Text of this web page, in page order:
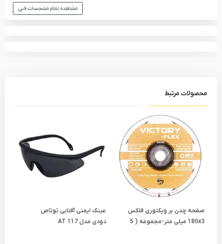
مشاهده تمام مشخصات فنی
محصولات مرتبط
صفحه چدن بر ویکتوری فلکس
180x3 میلی متر-مجموعه ( 5
عینک ایمنی آفتابی توتاص
دودی مدل AT 117